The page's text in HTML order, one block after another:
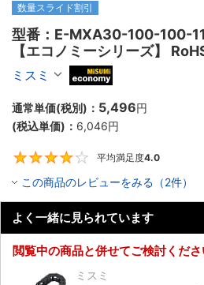
数量スライド割引
型番：E-MXA30-100-100-
【エコノミーシリーズ】
ーブルキャリア 低発塵・低騒
ミスミ
通常単価(税別)： 5,496円
(税込単価)： 6,046円
平均満足度4.0
この商品のレビューをみる（2件）
よく一緒に見られています
閲覧中の商品と併せてご検討くだ
ミスミ